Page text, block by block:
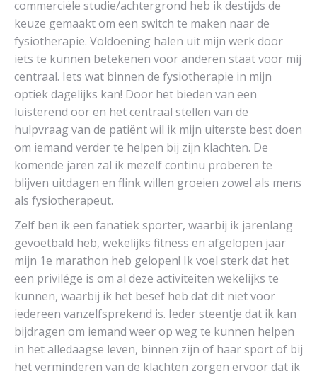
commerciële studie/achtergrond heb ik destijds de
keuze gemaakt om een switch te maken naar de
fysiotherapie. Voldoening halen uit mijn werk door
iets te kunnen betekenen voor anderen staat voor mij
centraal. Iets wat binnen de fysiotherapie in mijn
optiek dagelijks kan! Door het bieden van een
luisterend oor en het centraal stellen van de
hulpvraag van de patiënt wil ik mijn uiterste best doen
om iemand verder te helpen bij zijn klachten. De
komende jaren zal ik mezelf continu proberen te
blijven uitdagen en flink willen groeien zowel als mens
als fysiotherapeut.
Zelf ben ik een fanatiek sporter, waarbij ik jarenlang
gevoetbald heb, wekelijks fitness en afgelopen jaar
mijn 1e marathon heb gelopen! Ik voel sterk dat het
een privilége is om al deze activiteiten wekelijks te
kunnen, waarbij ik het besef heb dat dit niet voor
iedereen vanzelfsprekend is. Ieder steentje dat ik kan
bijdragen om iemand weer op weg te kunnen helpen
in het alledaagse leven, binnen zijn of haar sport of bij
het verminderen van de klachten zorgen ervoor dat ik